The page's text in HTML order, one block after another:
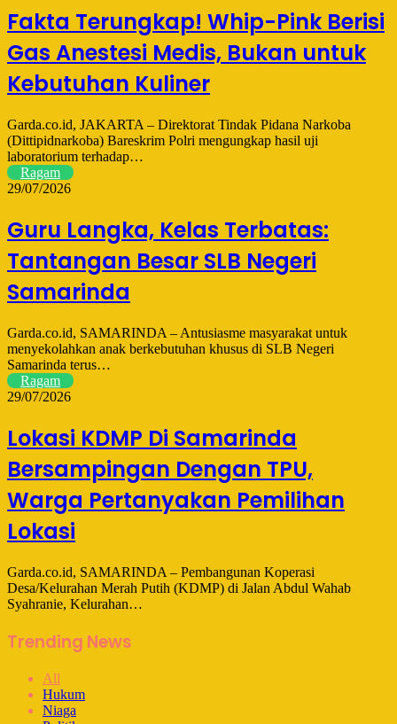
Fakta Terungkap! Whip-Pink Berisi
Gas Anestesi Medis, Bukan untuk
Kebutuhan Kuliner
Garda.co.id, JAKARTA – Direktorat Tindak Pidana Narkoba
(Dittipidnarkoba) Bareskrim Polri mengungkap hasil uji
laboratorium terhadap…
Ragam
29/07/2026
Guru Langka, Kelas Terbatas:
Tantangan Besar SLB Negeri
Samarinda
Garda.co.id, SAMARINDA – Antusiasme masyarakat untuk
menyekolahkan anak berkebutuhan khusus di SLB Negeri
Samarinda terus…
Ragam
29/07/2026
Lokasi KDMP Di Samarinda
Bersampingan Dengan TPU,
Warga Pertanyakan Pemilihan
Lokasi
Garda.co.id, SAMARINDA – Pembangunan Koperasi
Desa/Kelurahan Merah Putih (KDMP) di Jalan Abdul Wahab
Syahranie, Kelurahan…
Trending News
All
Hukum
Niaga